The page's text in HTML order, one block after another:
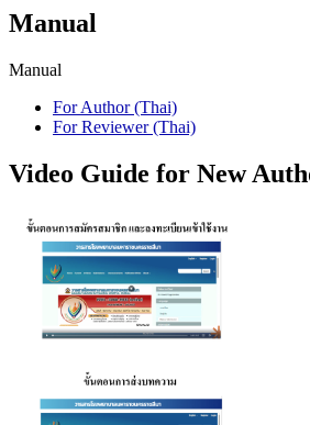
Manual
Manual
For Author (Thai)
For Reviewer (Thai)
Video Guide for New